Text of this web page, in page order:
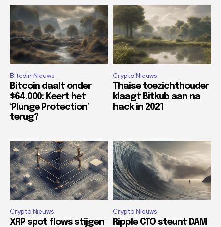
Bitcoin Nieuws
Bitcoin daalt onder
$64.000: Keert het
‘Plunge Protection’
terug?
Crypto Nieuws
Thaise toezichthouder
klaagt Bitkub aan na
hack in 2021
Crypto Nieuws
XRP spot flows stijgen
Crypto Nieuws
Ripple CTO steunt DAM